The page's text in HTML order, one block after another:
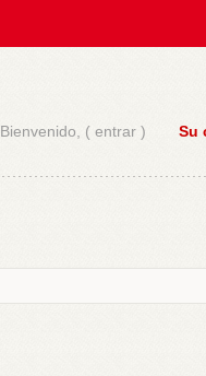
Su
Bienvenido, ( entrar)